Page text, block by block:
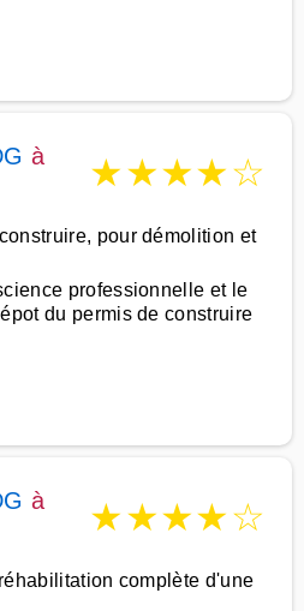
à
★★★★☆
pour démolition et
professionnelle et le
du permis de construire
à
★★★★☆
complète d'une